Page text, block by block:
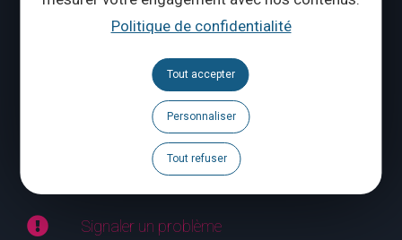
Politique de confidentialité
Tout accepter
Personnaliser
Tout refuser
Suivez-nous
Espace Pro
Espace Presse
Signaler un problème